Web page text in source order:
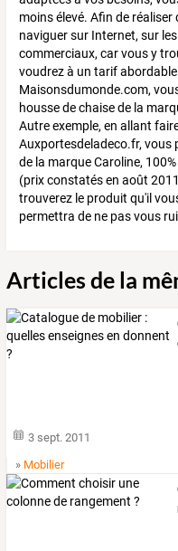
moins élevé. Afin de
naviguer sur Internet, sur
commerciaux, car vous y
voudrez à un tarif
Maisonsdumonde.com,
housse de chaise de la
Autre exemple, en allant
Auxportesdeladeco.fr, vous
de la marque Caroline,
(prix constatés en août
trouverez le produit qu'il
permettra de ne pas vous
Articles de la
3 sept. 2011
» Mobilier